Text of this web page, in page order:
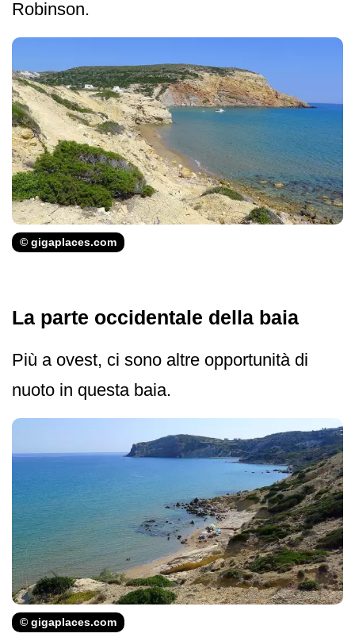
Robinson.
© gigaplaces.com
La parte occidentale della baia
Più a ovest, ci sono altre opportunità di
nuoto in questa baia.
© gigaplaces.com